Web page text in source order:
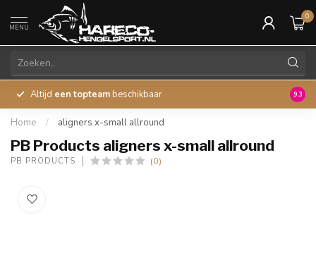
MENU
0
Altijd een topteam beschikbaar 45
9.3
Home / aligners x-small allround
PB Products aligners x-small allround
PB PRODUCTS (0)